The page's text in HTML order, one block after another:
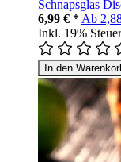
Schnapsglas
6,99 € * Ab
Inkl. 19%
In den